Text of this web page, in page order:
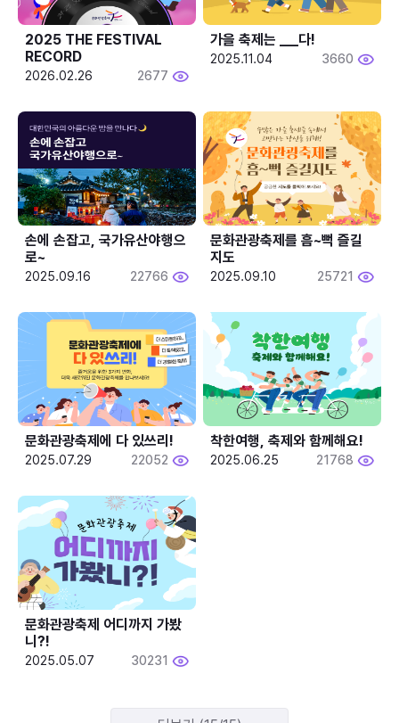
2025 THE FESTIVAL
RECORD
2026.02.26 2677
2025.11.04 3660
손에 손잡고, 국가유산야행으
로~
2025.09.16 22766
문화관광축제를 흠~뻑 즐길
지도
2025.09.10 25721
문화관광축제에 다 있쓰리!
2025.07.29 22052
착한여행, 축제와 함께해요!
2025.06.25 21768
문화관광축제 어디까지 가봤
니?!
2025.05.07 30231